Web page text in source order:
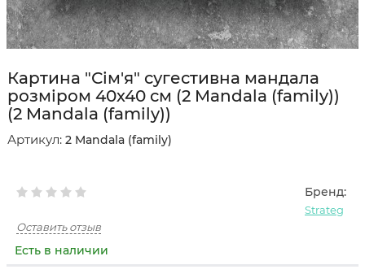
Картина "Сім'я" сугестивна мандала
розміром 40х40 см (2 Mandala (family))
(2 Mandala (family))
Артикул: 2 Mandala (family)
Бренд:
Strateg
Оставить отзыв
Есть в наличии